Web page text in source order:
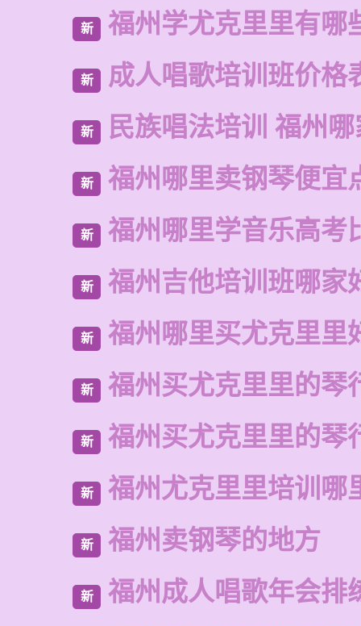
新 福州学尤克里里有哪
新 成人唱歌培训班价格
新 民族唱法培训 福州
新 福州哪里卖钢琴便宜
新 福州哪里学音乐高考
新 福州吉他培训班哪家
新 福州哪里买尤克里里
新 福州买尤克里里的琴
新 福州买尤克里里的琴
新 福州尤克里里培训哪
新 福州卖钢琴的地方
新 福州成人唱歌年会排